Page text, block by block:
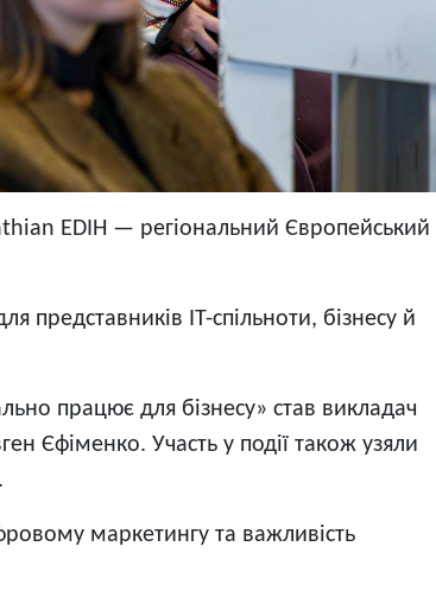
EDIH — регіональний Європейський
представників ІТ-спільноти, бізнесу й
працює для бізнесу» став викладач
Єфіменко. Участь у події також узяли
маркетингу та важливість